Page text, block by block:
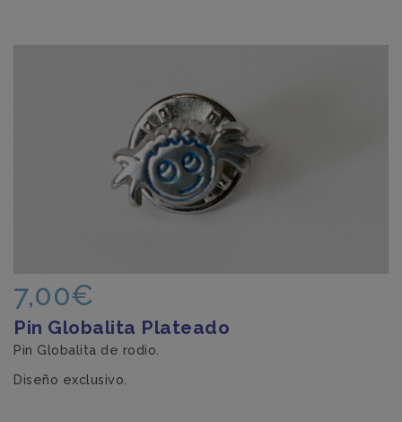
7,00€
Pin Globalita Plateado
Pin Globalita de rodio.
Diseño exclusivo.